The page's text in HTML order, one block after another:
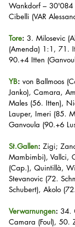
Wankdorf – 30'084
Cibelli (VAR
Tore: 3. Milosevic
(Amenda) 1:1, 71.
90.+4 Itten
YB: von Ballmoos
Janko), Camara,
Males (56. Itten),
Lauper, Imeri (85.
Ganvoula (90.+6
St.Gallen: Zigi;
Mambimbi), Vallci,
(Cap.), Quintillà,
Stevanovic (72.
Schubert), Akolo
Verwarnungen: 34.
Camara (Foul), 50.